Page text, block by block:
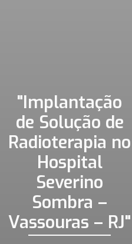
"Implantação
de Solução de
Radioterapia no
Hospital
Severino
Sombra –
Vassouras – RJ"